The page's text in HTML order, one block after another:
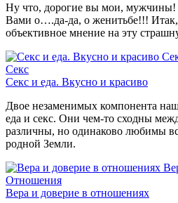
Ну что, дорогие вы мои,
Вами о….да-да, о женитьбе!!!
объективное мнение на эту
Секс
Секс и еда. Вкусно и красиво
Двое незаменимых компонента
еда и секс. Они чем-то сходны
различны, но одинаково любимы
родной Земли.
Отношения
Вера и доверие в отношениях